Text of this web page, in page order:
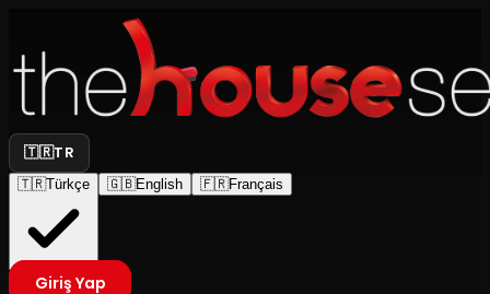
🇹🇷TR
🇹🇷Türkçe 🇬🇧English 🇫🇷Français
Giriş Yap